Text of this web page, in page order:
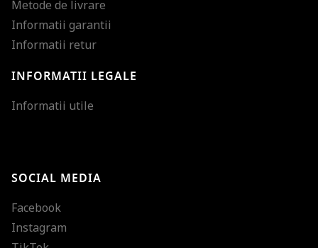
Metode de livrare
Informatii garantii
Informatii retur
INFORMATII LEGALE
Informatii utile
SOCIAL MEDIA
Facebook
Instagram